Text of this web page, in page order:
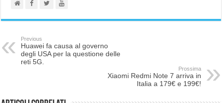
Previous
Huawei fa causa al governo
degli USA per la questione delle
reti 5G.
Prossima
Xiaomi Redmi Note 7 arriva in
Italia a 179€ e 199€!